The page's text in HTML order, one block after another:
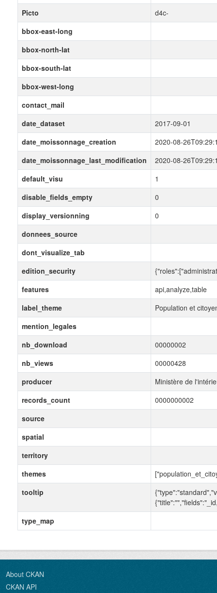
Picto
d4c-
bbox-east-long
bbox-north-lat
bbox-south-lat
bbox-west-long
contact_mail
date_dataset
2017-09-01
date_moissonnage_creation
2020-08-
date_moissonnage_last_modification
2020-08-
default_visu
1
disable_fields_empty
0
display_versionning
0
donnees_source
dont_visualize_tab
edition_security
features
api,analyze,table
label_theme
Population et
mention_legales
nb_download
00000002
nb_views
00000428
producer
Ministère de
records_count
0000000002
source
spatial
territory
themes
tooltip
type_map
About CKAN
CKAN API